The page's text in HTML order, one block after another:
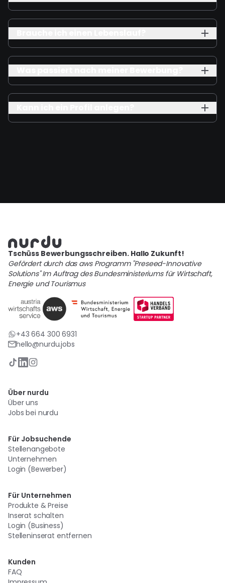
Tschüss Bewerbungsschreiben. Hallo Zukunft!
Gefördert durch das aws Programm "Preseed-Innovative
Solutions" Im Auftrag des Bundesministeriums für Wirtschaft,
Energie und Tourismus
+43 664 300 6931
hello@nurdu.jobs
Über nurdu
Über uns
Jobs bei nurdu
Für Jobsuchende
Stellenangebote
Unternehmen
Login (Bewerber)
Für Unternehmen
Produkte & Preise
Inserat schalten
Login (Business)
Stelleninserat entfernen
Kunden
FAQ